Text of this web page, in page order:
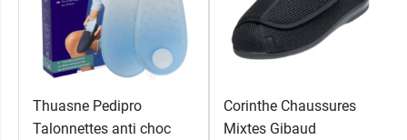
Thuasne Pedipro
Talonnettes anti choc
Corinthe Chaussures
Mixtes Gibaud